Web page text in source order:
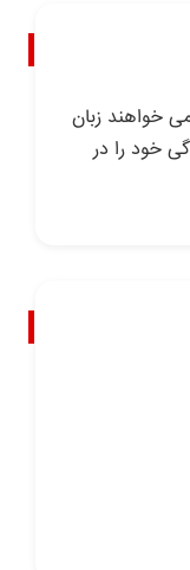
خواهند زبان
خود را در